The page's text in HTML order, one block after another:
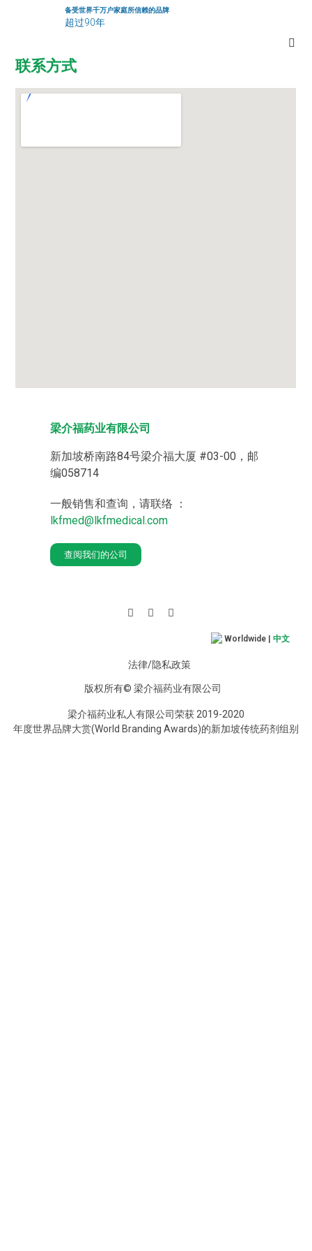
备受世界千万户家庭所信赖的品牌
超过90年
联系方式
梁介福药业有限公司
新加坡桥南路84号梁介福大厦 #03-00，邮
编058714
一般销售和查询，请联络 ：
lkfmed@lkfmedical.com
查阅我们的公司
Worldwide | 中文
法律/隐私政策
版权所有© 梁介福药业有限公司
梁介福药业私人有限公司荣获 2019-2020
年度世界品牌大赏(World Branding Awards)的新加坡传统药剂组别